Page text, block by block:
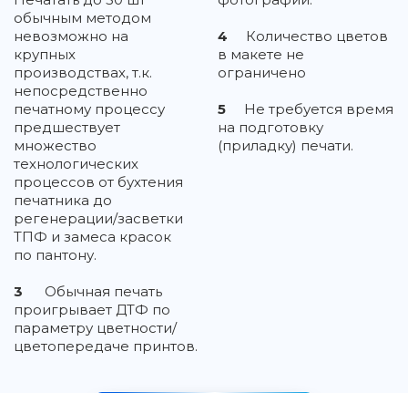
обычным методом
невозможно на
крупных
производствах, т.к.
непосредственно
печатному процессу
предшествует
множество
технологических
процессов от бухтения
печатника до
регенерации/засветки
ТПФ и замеса красок
по пантону.
3
Обычная печать
проигрывает ДТФ по
параметру цветности/
цветопередаче принтов.
4
Количество цветов
в макете не
ограничено
5
Не требуется время
на подготовку
(приладку) печати.